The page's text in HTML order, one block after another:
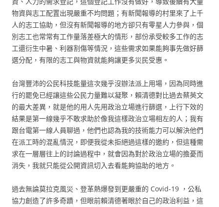
物資與志工配置出現嚴重不均問題；有新聞報導的村里來了上千
人的志工協助，但沒有新聞報導的地方卻只有零星人力參與，個
別志工也常常有工作量落差極大的情形，部份承受較多工作的志
工還衍生中暑、利器割傷等情況，這些需求如果能夠事先做好篩
選分配，有限的志工與物資就能夠讓更多災民受惠。
台灣豐沛的公民科技能量這次幾乎沒辦法派上用場，因為同時進
行的罷免已經讓這些公民力量難以凝聚，賴清德對比過去蔡英文
的最大差異，就是他的用人先用政治立場進行篩選，上行下效的
結果是第一線幾乎不敢求助於像我這樣政治立場相左的人；我有
跟台電第一線人員聊過，他們也認為我的技術能力可以解決他們
在派工時的混亂情況，即便我從未拒絕過這樣的邀約，但這種需
求在一層層往上的討論過程中，就會因為對於政治立場的擔憂而
消失，我就只能從公開資訊切入去看能夠協助的地方。
過去無論莫拉克風災、登革熱爆發到更嚴重的 Covid-19 ，公私
協力創造了許多奇蹟，但眼前賴清德著眼於自己的政治利益，這